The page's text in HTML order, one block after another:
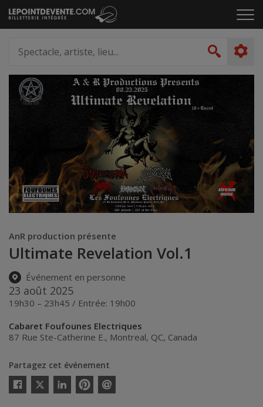
Passer
au
le
artiste,
lieu...
AnR production présente
Ultimate Revelation Vol.1
Événement en personne
23 août 2025
19h30 – 23h45 / Entrée: 19h00
Cabaret Foufounes Electriques
87 Rue Ste-Catherine E., Montreal, QC, Canada
Partagez cet événement
Twitter